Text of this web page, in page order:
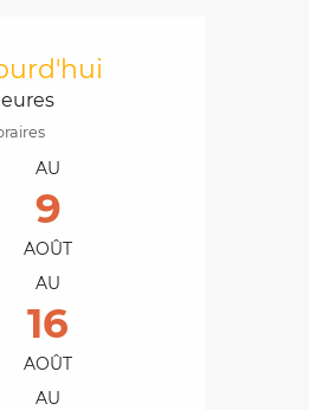
et
AU
9
AOÛT
AU
16
AOÛT
AU